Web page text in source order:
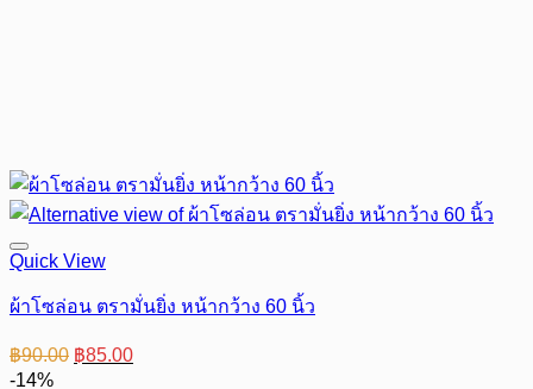
Quick View
ผ้าโซล่อน ตรามั่นยิ่ง หน้ากว้าง 60 นิ้ว
฿90.00 Original
price
฿85.00Current
price
-14%